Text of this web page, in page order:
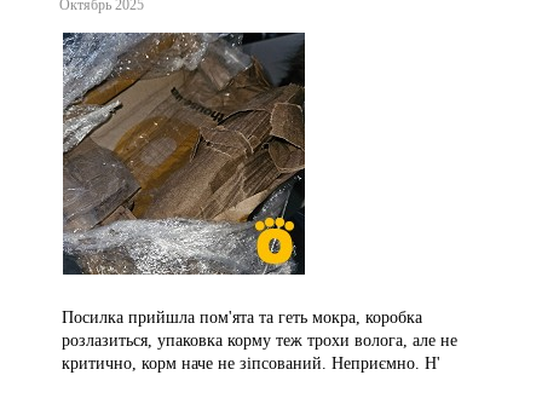
Октябрь 2025
Посилка прийшла пом'ята та геть мокра, коробка
розлазиться, упаковка корму теж трохи волога, але не
критично, корм наче не зіпсований. Неприємно. Н'